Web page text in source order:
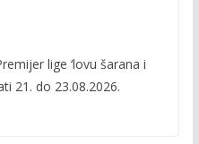
lige ‘lovu šarana i
21. do 23.08.2026.